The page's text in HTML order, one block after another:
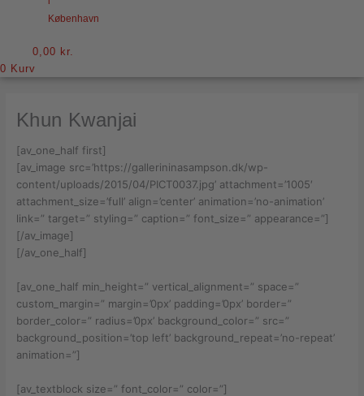
København
0,00 kr.
0 Kurv
Khun Kwanjai
[av_one_half first]
[av_image src=’https://gallerininasampson.dk/wp-
content/uploads/2015/04/PICT0037.jpg’ attachment=’1005′
attachment_size=’full’ align=’center’ animation=’no-animation’
link=” target=” styling=” caption=” font_size=” appearance=”]
[/av_image]
[/av_one_half]
[av_one_half min_height=” vertical_alignment=” space=”
custom_margin=” margin=’0px’ padding=’0px’ border=”
border_color=” radius=’0px’ background_color=” src=”
background_position=’top left’ background_repeat=’no-repeat’
animation=”]
[av_textblock size=” font_color=” color=”]